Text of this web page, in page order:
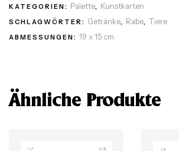
KATEGORIEN: Palette, Kunstkarten
SCHLAGWÖRTER: Getränke, Rabe, Tiere
ABMESSUNGEN: 19 x 15 cm
Ähnliche Produkte